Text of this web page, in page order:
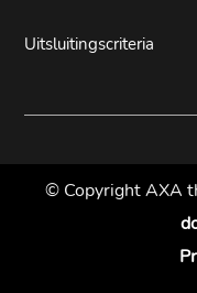
Uitsluitingscriteria
© Copyright AXA